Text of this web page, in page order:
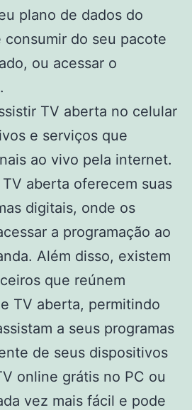
plano de dados do
consumir do seu pacote
ou acessar o
TV aberta no celular
e serviços que
ao vivo pela internet.
aberta oferecem suas
digitais, onde os
a programação ao
Além disso, existem
que reúnem
TV aberta, permitindo
a seus programas
de seus dispositivos
online grátis no PC ou
vez mais fácil e pode